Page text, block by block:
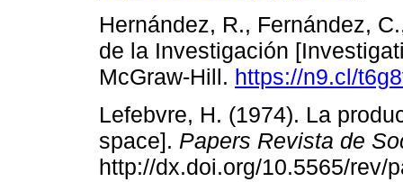
Hernández, R., Fernández,
de la Investigación
McGraw-Hill. https://n9.cl/
Lefebvre, H. (1974). La
space]. Papers Revista de
http://dx.doi.org/10.5565/rev/